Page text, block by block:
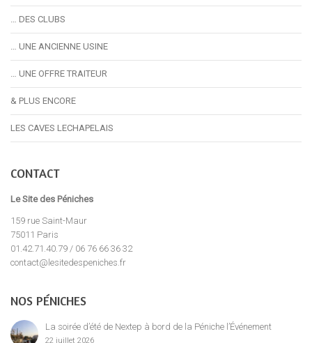
… DES CLUBS
… UNE ANCIENNE USINE
… UNE OFFRE TRAITEUR
& PLUS ENCORE
LES CAVES LECHAPELAIS
CONTACT
Le Site des Péniches
159 rue Saint-Maur
75011 Paris
01.42.71.40.79 / 06 76 66 36 32
contact@lesitedespeniches.fr
NOS PÉNICHES
La soirée d’été de Nextep à bord de la Péniche l’Événement
22 juillet 2026